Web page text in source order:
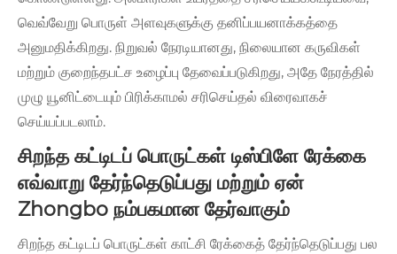
வெவ்வேறு பொருள் அளவுகளுக்கு தனிப்பயனாக்கத்தை
அனுமதிக்கிறது. நிறுவல் நேரடியானது, நிலையான கருவிகள்
மற்றும் குறைந்தபட்ச உழைப்பு தேவைப்படுகிறது, அதே நேரத்தில்
முழு யூனிட்டையும் பிரிக்காமல் சரிசெய்தல் விரைவாகச்
செய்யப்படலாம்.
சிறந்த கட்டிடப் பொருட்கள் டிஸ்பிளே ரேக்கை
எவ்வாறு தேர்ந்தெடுப்பது மற்றும் ஏன்
Zhongbo நம்பகமான தேர்வாகும்
சிறந்த கட்டிடப் பொருட்கள் காட்சி ரேக்கைத் தேர்ந்தெடுப்பது பல